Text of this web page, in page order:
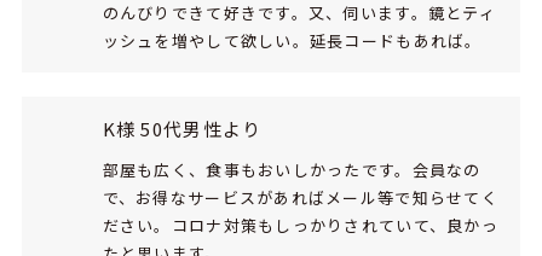
のんびりできて好きです。又、伺います。鏡とティ
ッシュを増やして欲しい。延長コードもあれば。
K様 50代男性より
部屋も広く、食事もおいしかったです。会員なの
で、お得なサービスがあればメール等で知らせてく
ださい。コロナ対策もしっかりされていて、良かっ